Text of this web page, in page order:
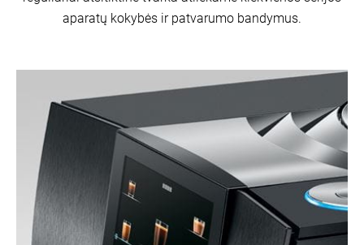
aparatų kokybės ir patvarumo bandymus.